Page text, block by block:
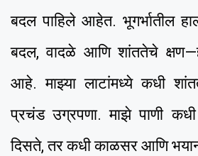
बदल पाहिले आहेत. भूगर्भातील
बदल, वादळे आणि शांततेचे
आहे. माझ्या लाटांमध्ये कधी
प्रचंड उग्रपणा. माझे पाणी
दिसते, तर कधी काळसर आणि